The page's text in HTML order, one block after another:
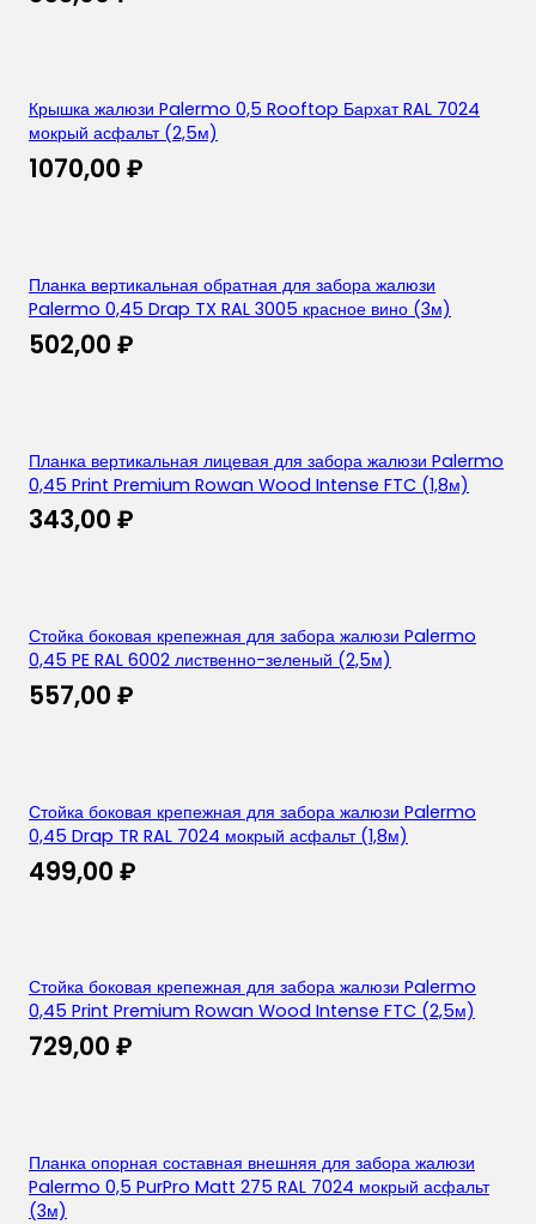
Крышка жалюзи Palermo 0,5 Rooftop Бархат RAL 7024
мокрый асфальт (2,5м)
1070,00 ₽
Планка вертикальная обратная для забора жалюзи
Palermo 0,45 Drap TX RAL 3005 красное вино (3м)
502,00 ₽
Планка вертикальная лицевая для забора жалюзи Palermo
0,45 Print Premium Rowan Wood Intense FTC (1,8м)
343,00 ₽
Стойка боковая крепежная для забора жалюзи Palermo
0,45 PE RAL 6002 лиственно-зеленый (2,5м)
557,00 ₽
Стойка боковая крепежная для забора жалюзи Palermo
0,45 Drap TR RAL 7024 мокрый асфальт (1,8м)
499,00 ₽
Стойка боковая крепежная для забора жалюзи Palermo
0,45 Print Premium Rowan Wood Intense FTC (2,5м)
729,00 ₽
Планка опорная составная внешняя для забора жалюзи
Palermo 0,5 PurPro Matt 275 RAL 7024 мокрый асфальт
(3м)